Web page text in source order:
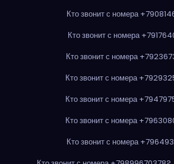
Кто звонит с номера
Кто звонит с номера
Кто звонит с номера
Кто звонит с номера
Кто звонит с номера
Кто звонит с номера
Кто звонит с номера